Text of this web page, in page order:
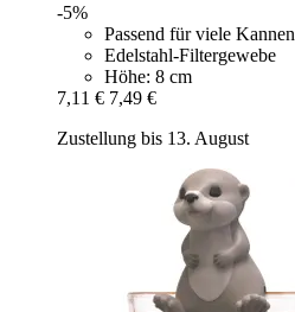
-5%
Passend für viele Kannen
Edelstahl-Filtergewebe
Höhe: 8 cm
7,11 € 7,49 €
Zustellung bis 13. August